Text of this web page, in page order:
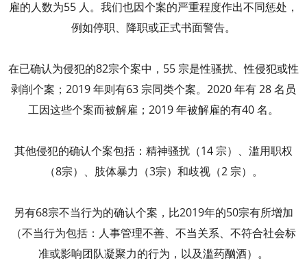
雇的人数为55 人。我们也因个案的严重程度作出不同惩处，
例如停职、降职或正式书面警告。
在已确认为侵犯的82宗个案中，55 宗是性骚扰、性侵犯或性
剥削个案；2019 年则有63 宗同类个案。2020 年有 28 名员
工因这些个案而被解雇；2019 年被解雇的有40 名。
其他侵犯的确认个案包括：精神骚扰（14 宗）、滥用职权
（8宗）、肢体暴力（3宗）和歧视（2 宗）。
另有68宗不当行为的确认个案，比2019年的50宗有所增加
（不当行为包括：人事管理不善、不当关系、不符合社会标
准或影响团队凝聚力的行为，以及滥药酗酒）。